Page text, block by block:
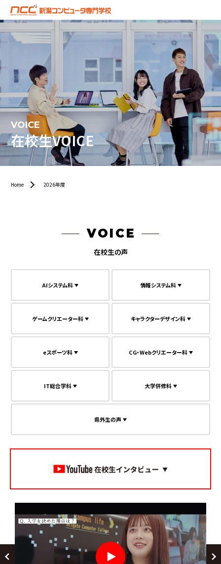
VOICE
在校生VOICE
Home 2026年度
VOICE
在校生の声
AIシステム科 情報システム科
ゲームクリエーター科 キャラクターデザイン科
eスポーツ科 CG・Webクリエーター科
IT総合学科 大学併修科
県外生の声